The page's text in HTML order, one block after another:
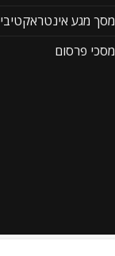
מסך מגע אינטראקטיבי
מסכי פרסום